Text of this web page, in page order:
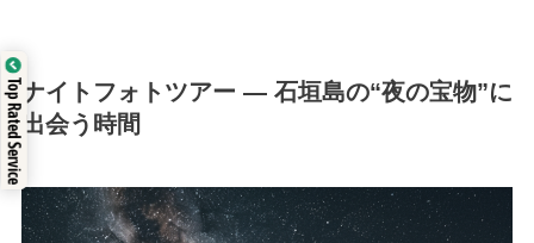
ナイトフォトツアー — 石垣島の“夜の宝物”に
出会う時間
Top Rated Service